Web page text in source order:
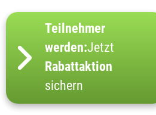
Teilnehmer
werden:Jetzt
Rabattaktion
sichern